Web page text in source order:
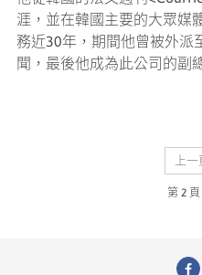
涯，並在韓國主要的大眾媒
務近30年，期間他曾被外派
聞，最後他成為此公司的副
上一
第 2